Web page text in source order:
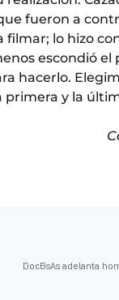
fueron a
lo hizo
escondió el
hacerlo.
primera y la
DocBsAs adelanta